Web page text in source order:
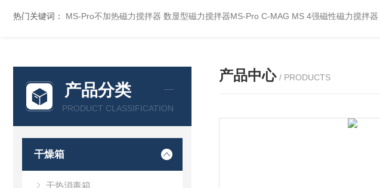
热门关键词： MS-Pro不加热磁力搅拌器 数显型磁力搅拌器MS-Pro C-MAG MS 4强磁性磁力搅拌器
产品分类
PRODUCT CLASSIFICATION
干燥箱
干热消毒箱
产品中心 / PRODUCTS